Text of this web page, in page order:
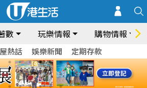
數 玩樂情報 購物情報
熱話 娛樂新聞 定期存款